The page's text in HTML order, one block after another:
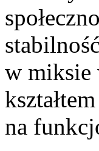
w miksie
na